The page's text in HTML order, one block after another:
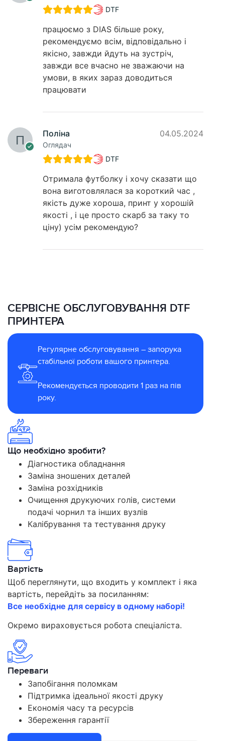
DTF
працюємо з DIAS більше року,
рекомендуємо всім, відповідально і
якісно, завжди йдуть на зустріч,
завжди все вчасно не зважаючи на
умови, в яких зараз доводиться
працювати
Поліна
Оглядач
04.05.2024
DTF
Отримала футболку і хочу сказати що
вона виготовлялася за короткий час ,
якість дуже хороша, принт у хорошій
якості , і це просто скарб за таку то
ціну) усім рекомендую?
СЕРВІСНЕ ОБСЛУГОВУВАННЯ DTF
ПРИНТЕРА
Регулярне обслуговування – запорука
стабільної роботи вашого принтера.
Рекомендується проводити 1 раз на пів
року.
Що необхідно зробити?
Діагностика обладнання
Заміна зношених деталей
Заміна розхідників
Очищення друкуючих голів, системи
подачі чорнил та інших вузлів
Калібрування та тестування друку
Вартість
Щоб переглянути, що входить у комплект і яка
вартість, перейдіть за посиланням:
Все необхідне для сервісу в одному наборі!
Окремо вираховується робота спеціаліста.
Переваги
Запобігання поломкам
Підтримка ідеальної якості друку
Економія часу та ресурсів
Збереження гарантії